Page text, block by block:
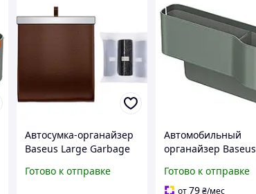
Автосумка-органайзер
Baseus Large Garbage
Cars Brown (CRLJD-A08)
Готово к отправке
Автомобильный
органайзер Baseus
Frosted Gray)
Готово к отправке
от79₴/мес